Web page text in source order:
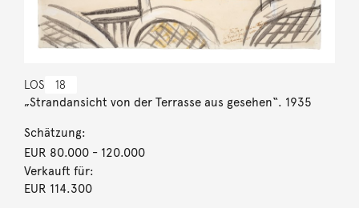
LOS 18
„Strandansicht von der Terrasse aus gesehen“. 1935
Schätzung:
EUR 80.000- 120.000
Verkauft für:
EUR 114.300